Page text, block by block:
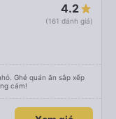
4.2
(161 đánh giá)
Ghé quán ăn sắp xếp
cảm!